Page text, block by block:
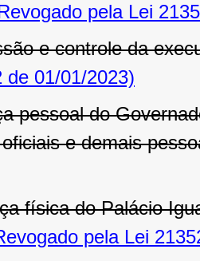
pela Lei
e controle da
de 01/01/2023)
pessoal do
e demais
física do Palácio
pela Lei